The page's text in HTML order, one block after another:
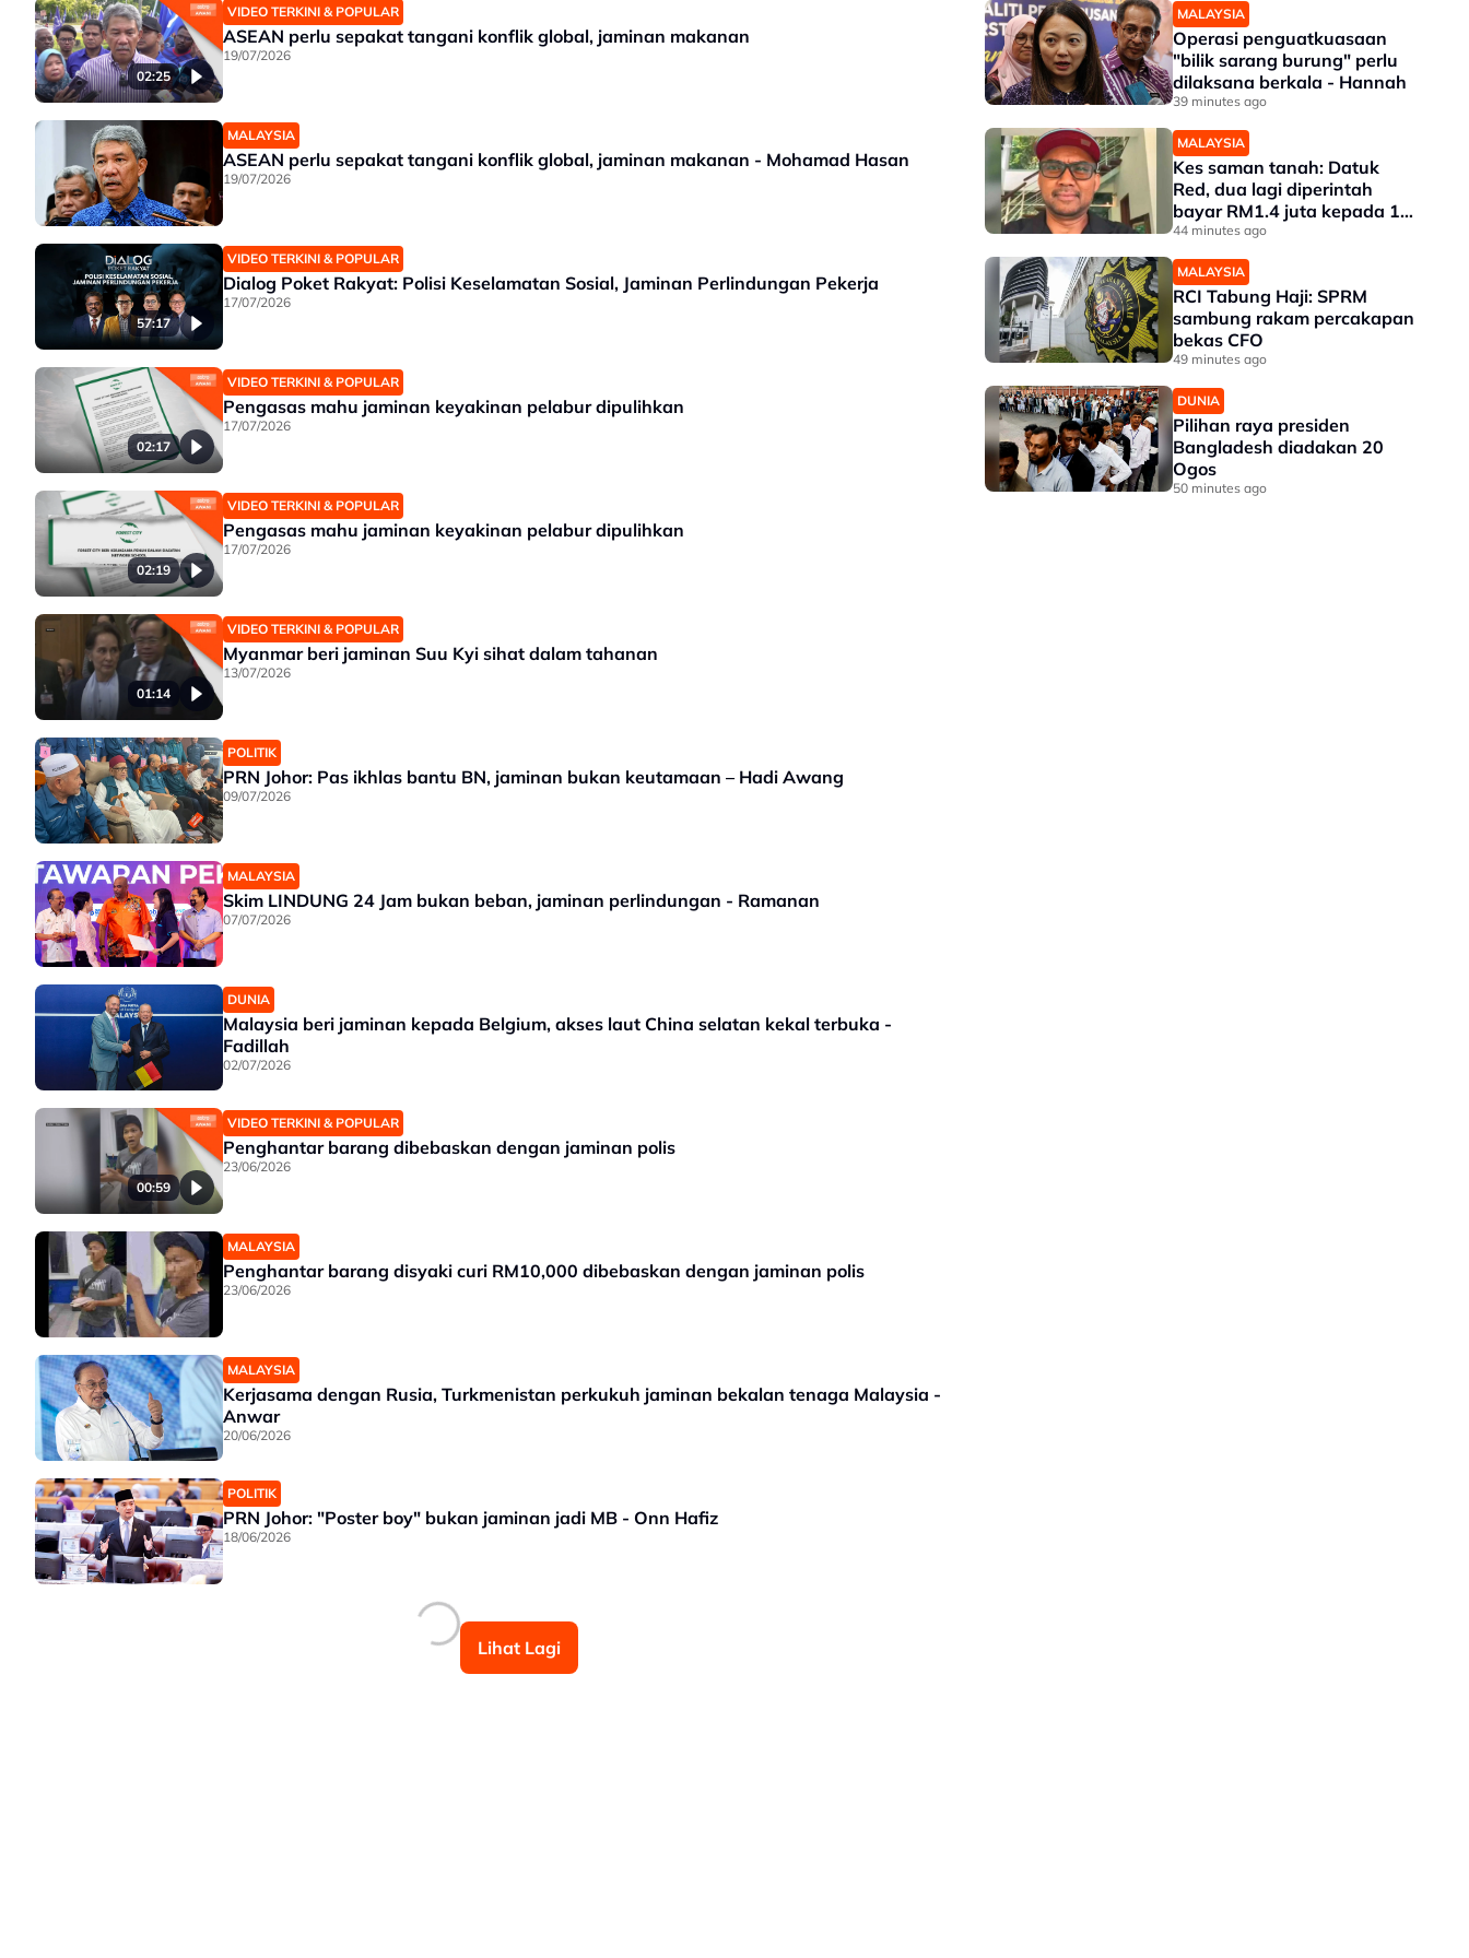
02:25
VIDEO TERKINI & POPULAR
ASEAN perlu sepakat tangani konflik global, jaminan makanan
19/07/2026
MALAYSIA
ASEAN perlu sepakat tangani konflik global, jaminan makanan - Mohamad Hasan
19/07/2026
57:17
VIDEO TERKINI & POPULAR
Dialog Poket Rakyat: Polisi Keselamatan Sosial, Jaminan Perlindungan Pekerja
17/07/2026
02:17
VIDEO TERKINI & POPULAR
Pengasas mahu jaminan keyakinan pelabur dipulihkan
17/07/2026
02:19
VIDEO TERKINI & POPULAR
Pengasas mahu jaminan keyakinan pelabur dipulihkan
17/07/2026
01:14
VIDEO TERKINI & POPULAR
Myanmar beri jaminan Suu Kyi sihat dalam tahanan
13/07/2026
POLITIK
PRN Johor: Pas ikhlas bantu BN, jaminan bukan keutamaan – Hadi Awang
09/07/2026
MALAYSIA
Skim LINDUNG 24 Jam bukan beban, jaminan perlindungan - Ramanan
07/07/2026
DUNIA
Malaysia beri jaminan kepada Belgium, akses laut China selatan kekal terbuka -
Fadillah
02/07/2026
00:59
VIDEO TERKINI & POPULAR
Penghantar barang dibebaskan dengan jaminan polis
23/06/2026
MALAYSIA
Penghantar barang disyaki curi RM10,000 dibebaskan dengan jaminan polis
23/06/2026
MALAYSIA
Kerjasama dengan Rusia, Turkmenistan perkukuh jaminan bekalan tenaga Malaysia -
Anwar
20/06/2026
POLITIK
PRN Johor: "Poster boy" bukan jaminan jadi MB - Onn Hafiz
18/06/2026
Lihat Lagi
MALAYSIA
Operasi penguatkuasaan
"bilik sarang burung" perlu
dilaksana berkala - Hannah
39 minutes ago
MALAYSIA
Kes saman tanah: Datuk
Red, dua lagi diperintah
bayar RM1.4 juta kepada 17
pembeli
44 minutes ago
MALAYSIA
RCI Tabung Haji: SPRM
sambung rakam percakapan
bekas CFO
49 minutes ago
DUNIA
Pilihan raya presiden
Bangladesh diadakan 20
Ogos
50 minutes ago